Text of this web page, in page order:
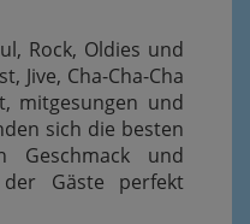
Rock, Oldies und
Jive, Cha-Cha-Cha
mitgesungen und
sich die besten
Geschmack und
Gäste perfekt